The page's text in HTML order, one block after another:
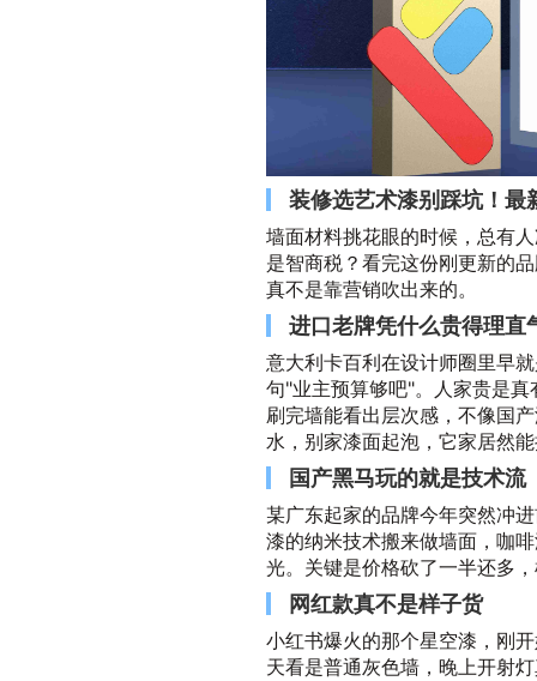
装修选艺术漆别踩坑！最
墙面材料挑花眼的时候，总有
是智商税？看完这份刚更新的
真不是靠营销吹出来的。
进口老牌凭什么贵得理直
意大利卡百利在设计师圈里早
句"业主预算够吧"。人家贵是真
刷完墙能看出层次感，不像国
水，别家漆面起泡，它家居然能
国产黑马玩的就是技术流
某广东起家的品牌今年突然冲
漆的纳米技术搬来做墙面，咖
光。关键是价格砍了一半还多
网红款真不是样子货
小红书爆火的那个星空漆，刚
天看是普通灰色墙，晚上开射